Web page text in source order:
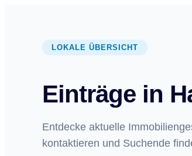
LOKALE ÜBERSICHT
Einträge in
Entdecke aktuelle
kontaktieren und Suchende